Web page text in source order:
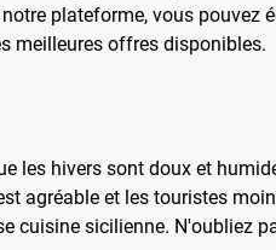
plateforme, vous pouvez
meilleures offres disponibles.
les hivers sont doux et
agréable et les touristes
cuisine sicilienne. N'oubliez